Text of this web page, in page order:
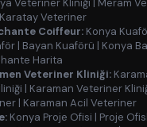
Veteriner Kliniği | Meram
Karatay Veteriner
Coiffeur: Konya
| Bayan Kuaförü | Konya
Harita
Veteriner Kliniği:
| Karaman Veteriner
| Karaman Acil Veteriner
Konya Proje Ofisi | Proje